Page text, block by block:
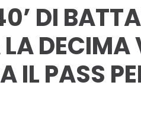
DI
DECIMA
IL PASS